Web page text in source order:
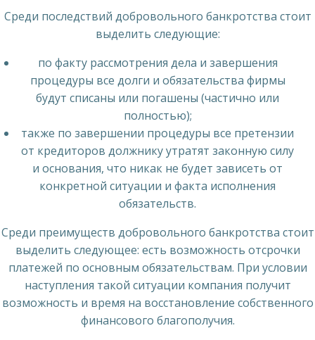
Среди последствий добровольного банкротства стоит
выделить следующие:
по факту рассмотрения дела и завершения
процедуры все долги и обязательства фирмы
будут списаны или погашены (частично или
полностью);
также по завершении процедуры все претензии
от кредиторов должнику утратят законную силу
и основания, что никак не будет зависеть от
конкретной ситуации и факта исполнения
обязательств.
Среди преимуществ добровольного банкротства стоит
выделить следующее: есть возможность отсрочки
платежей по основным обязательствам. При условии
наступления такой ситуации компания получит
возможность и время на восстановление собственного
финансового благополучия.